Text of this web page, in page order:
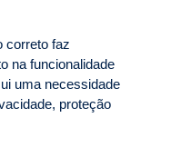
correto faz
na funcionalidade
uma necessidade
proteção